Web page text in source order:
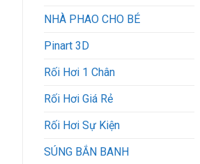
NHÀ PHAO CHO BÉ
Pinart 3D
Rối Hơi 1 Chân
Rối Hơi Giá Rẻ
Rối Hơi Sự Kiện
SÚNG BẮN BANH